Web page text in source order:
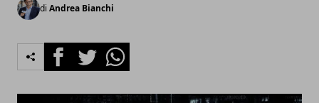
di Andrea Bianchi
FacebookTwitterWhatsapp